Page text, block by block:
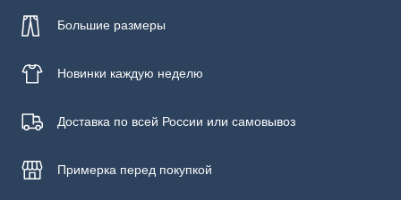
Большие размеры
Новинки каждую неделю
Доставка по всей России или самовывоз
Примерка перед покупкой